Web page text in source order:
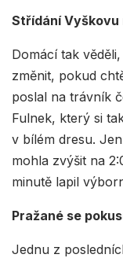
Střídání Vyškovu
Domácí tak
změnit, pokud
poslal na trávník
Fulnek, který si
v bílém dresu.
mohla zvýšit na
minutě lapil
Pražané se
Jednu z